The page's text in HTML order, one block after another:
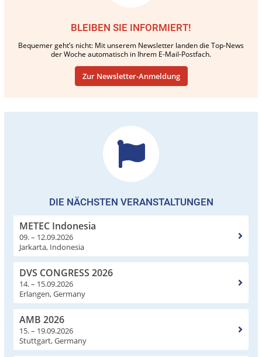
BLEIBEN SIE INFORMIERT!
Bequemer geht’s nicht: Mit unserem Newsletter landen die Top-News
der Woche automatisch in Ihrem E-Mail-Postfach.
Zur Newsletter-Anmeldung
DIE NÄCHSTEN VERANSTALTUNGEN
METEC Indonesia
09. – 12.09.2026
Jarkarta, Indonesia
DVS CONGRESS 2026
14. – 15.09.2026
Erlangen, Germany
AMB 2026
15. – 19.09.2026
Stuttgart, Germany